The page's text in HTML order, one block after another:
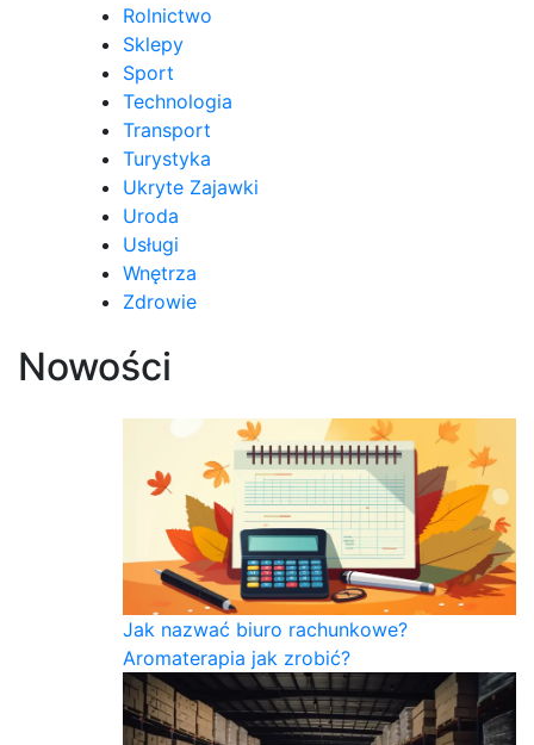
Rolnictwo
Sklepy
Sport
Technologia
Transport
Turystyka
Ukryte Zajawki
Uroda
Usługi
Wnętrza
Zdrowie
Nowości
Jak nazwać biuro rachunkowe?
Aromaterapia jak zrobić?